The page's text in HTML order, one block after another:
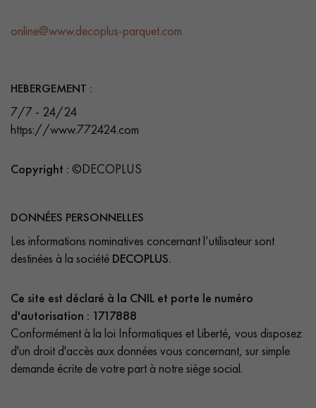
Demandez un rendez-vous personnalisé
Obtenez un devis gratuit !
online@www.decoplus-parquet.com
HEBERGEMENT :
7/7 - 24/24
https://www.772424.com
Copyright : ©DECOPLUS
DONNÉES PERSONNELLES
Les informations nominatives concernant l’utilisateur sont
destinées à la société DECOPLUS.
Ce site est déclaré à la CNIL et porte le numéro
d'autorisation : 1717888
Conformément à la loi Informatiques et Liberté, vous disposez
d'un droit d'accès aux données vous concernant, sur simple
demande écrite de votre part à notre siège social.